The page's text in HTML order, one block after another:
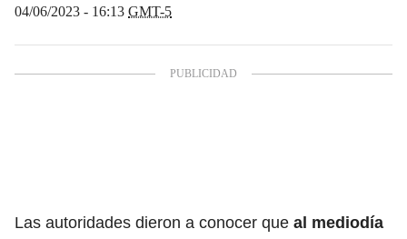
04/06/2023 - 16:13 GMT-5
Las autoridades dieron a conocer que al mediodía